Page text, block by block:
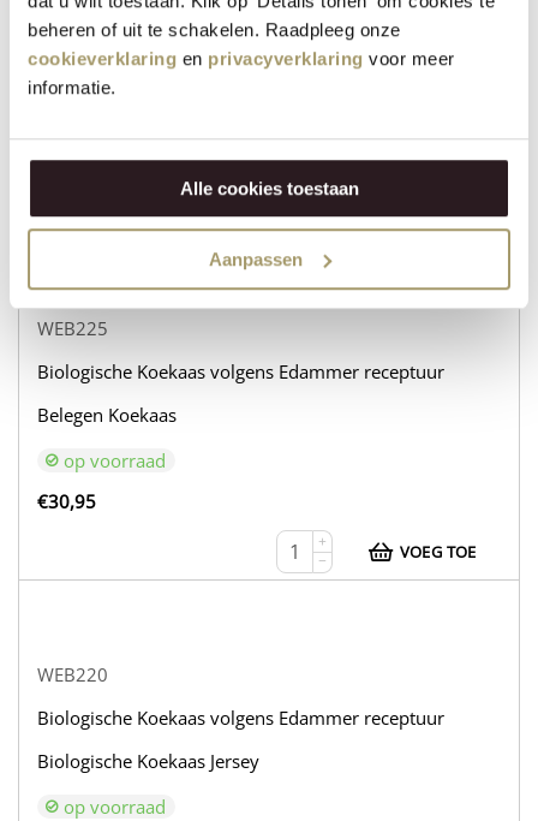
beheren of uit te schakelen. Raadpleeg onze
cookieverklaring en privacyverklaring voor meer
informatie.
Alle cookies toestaan
Aanpassen
Biologische Koekaas volgens Edammer receptuur
Belegen Geitenkaas
€31,95
+
−
WEB225
Biologische Koekaas volgens Edammer receptuur
Belegen Koekaas
op voorraad
€30,95
+
−
VOEG TOE
WEB220
Biologische Koekaas volgens Edammer receptuur
Biologische Koekaas Jersey
op voorraad